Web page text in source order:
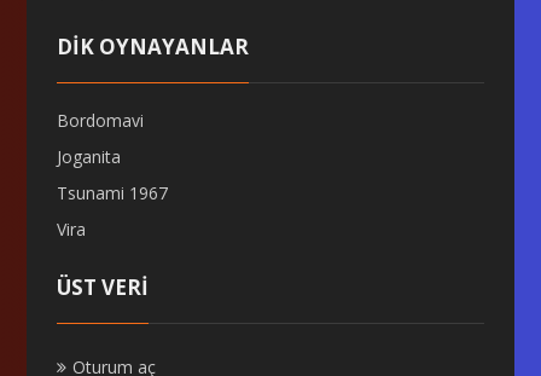
DİK OYNAYANLAR
Bordomavi
Joganita
Tsunami 1967
Vira
ÜST VERI
Oturum aç